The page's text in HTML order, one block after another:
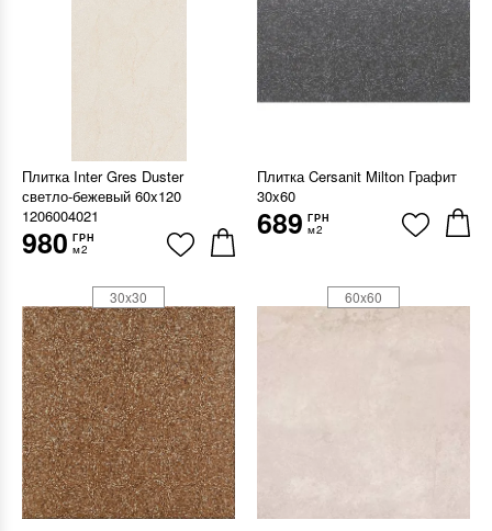
Плитка Inter Gres Duster
светло-бежевый 60x120
1206004021
980 ГРН
м2
Плитка Cersanit Milton Графит
30x60
689 ГРН
м2
30x30 60x60